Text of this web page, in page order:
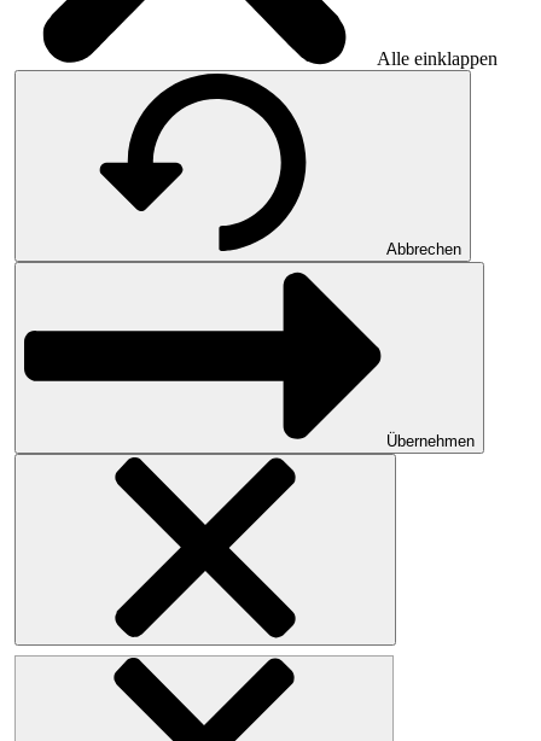
Alle einklappen
Abbrechen
Übernehmen